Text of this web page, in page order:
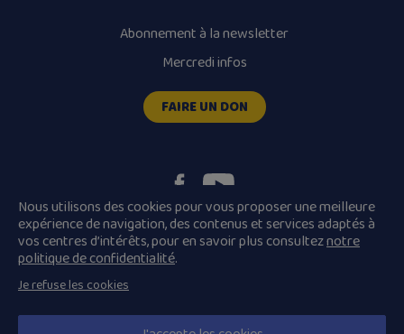
Abonnement à la newsletter
Mercredi infos
FAIRE UN DON
Plan du site
Mentions légales
Conditions Générales de Vente
Nous utilisons des cookies pour vous proposer une meilleure
expérience de navigation, des contenus et services adaptés à
vos centres d’intérêts, pour en savoir plus consulteznotre
politique de confidentialité.
Je refuse les cookies